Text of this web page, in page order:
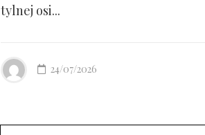
tylnej osi...
24/07/2026